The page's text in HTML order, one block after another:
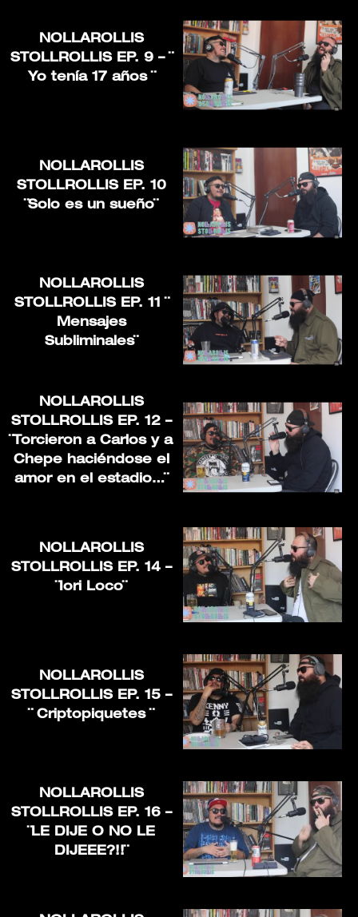
NOLLAROLLIS
STOLLROLLIS EP. 9 – ¨
Yo tenía 17 años ¨
NOLLAROLLIS
STOLLROLLIS EP. 10
¨Solo es un sueño¨
NOLLAROLLIS
STOLLROLLIS EP. 11 ¨
Mensajes
Subliminales¨
NOLLAROLLIS
STOLLROLLIS EP. 12 –
¨Torcieron a Carlos y a
Chepe haciéndose el
amor en el estadio…¨
NOLLAROLLIS
STOLLROLLIS EP. 14 –
¨Iori Loco¨
NOLLAROLLIS
STOLLROLLIS EP. 15 –
¨ Criptopiquetes ¨
NOLLAROLLIS
STOLLROLLIS EP. 16 –
¨LE DIJE O NO LE
DIJEEE?!!¨